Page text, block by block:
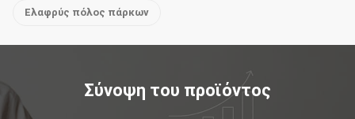
Ελαφρύς πόλος πάρκων
Σύνοψη του προϊόντος